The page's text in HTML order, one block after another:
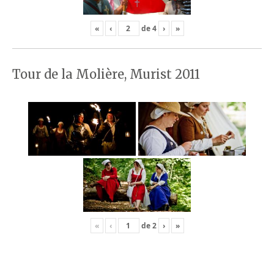
« ‹ de4 › »
Tour de la Molière, Murist 2011
« ‹ de2 › »